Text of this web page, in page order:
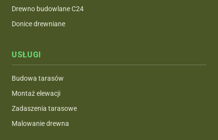
Drewno budowlane C24
Donice drewniane
USŁUGI
Budowa tarasów
Montaż elewacji
Zadaszenia tarasowe
Malowanie drewna